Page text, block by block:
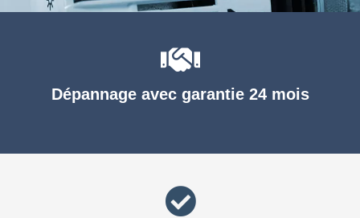
Dépannage avec garantie 24 mois